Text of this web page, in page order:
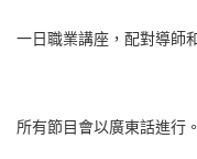
一日職業講座，配對導師
所有節目會以廣東話進行。